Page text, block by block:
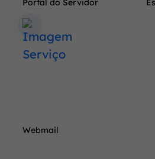
Portal do Servidor
Webmail